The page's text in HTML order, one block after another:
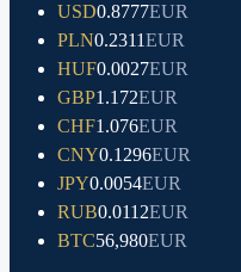
USD0.8777EUR
PLN0.2311EUR
HUF0.0027EUR
GBP1.172EUR
CHF1.076EUR
CNY0.1296EUR
JPY0.0054EUR
RUB0.0112EUR
BTC56,980EUR